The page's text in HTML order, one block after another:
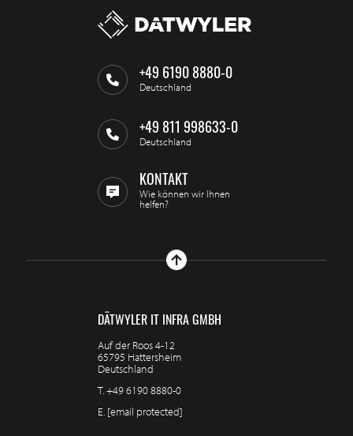
+49 6190 8880-0
Deutschland
+49 811 998633-0
Deutschland
KONTAKT
Wie können wir Ihnen
helfen?
DÄTWYLER IT INFRA GMBH
Auf der Roos 4-12
65795 Hattersheim
Deutschland
T.+49 6190 8880-0
E. [email protected]